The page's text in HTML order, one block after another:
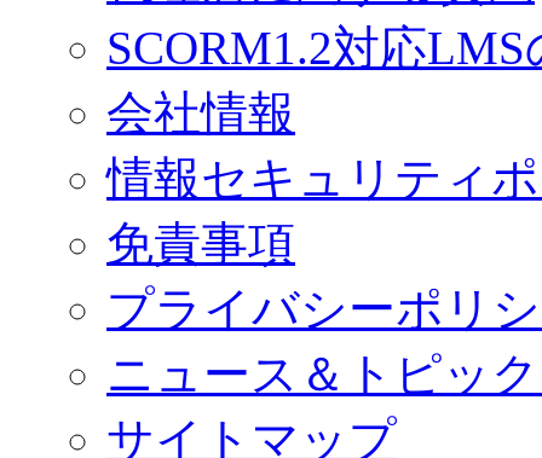
SCORM1.2対応
会社情報
情報セキュリティ
免責事項
プライバシーポリ
ニュース＆トピッ
サイトマップ